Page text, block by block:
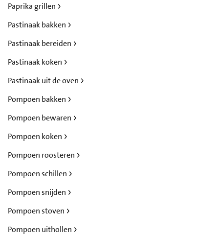
Paprika grillen
Pastinaak bakken
Pastinaak bereiden
Pastinaak koken
Pastinaak uit de oven
Pompoen bakken
Pompoen bewaren
Pompoen koken
Pompoen roosteren
Pompoen schillen
Pompoen snijden
Pompoen stoven
Pompoen uithollen